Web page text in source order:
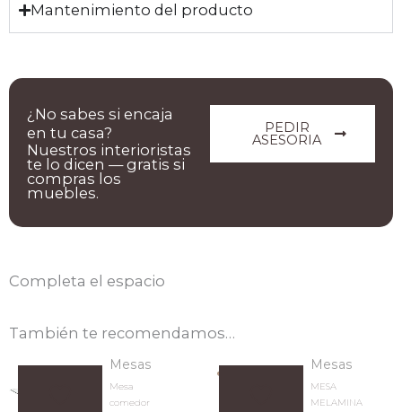
Mantenimiento del producto
PEDIR
ASESORIA
¿No sabes si encaja
en tu casa?
Nuestros interioristas
te lo dicen — gratis si
compras los
muebles.
Completa el espacio
También te recomendamos…
Mesas
Mesa
comedor
Mesas
MESA
MELAMINA